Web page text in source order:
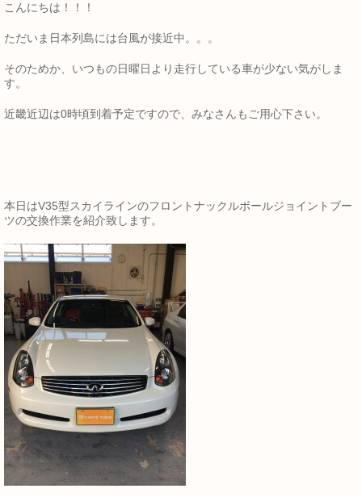
こんにちは！！！
ただいま日本列島には台風が接近中。。。
そのためか、いつもの日曜日より走行している車が少ない気がしま
す。
近畿近辺は0時頃到着予定ですので、みなさんもご用心下さい。
本日はV35型スカイラインのフロントナックルボールジョイントブー
ツの交換作業を紹介致します。